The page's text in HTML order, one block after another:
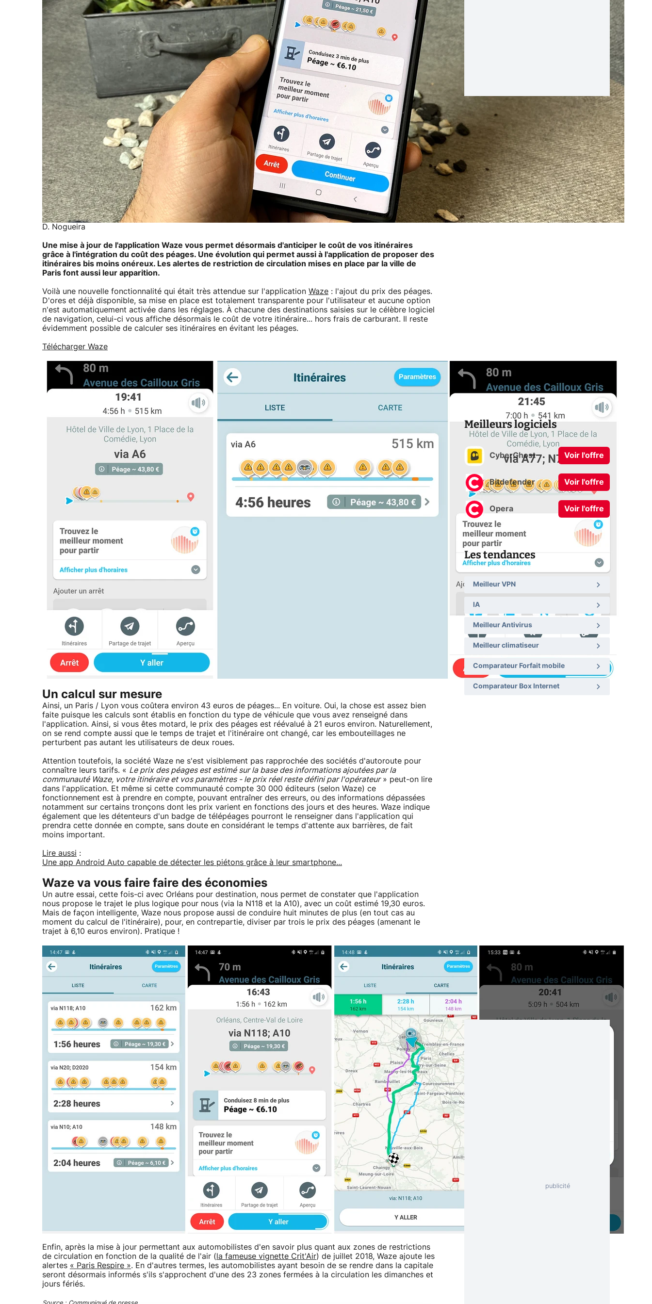
D. Nogueira
Une mise à jour de l'application Waze vous permet désormais d'anticiper le coût de vos itinéraires
grâce à l'intégration du coût des péages. Une évolution qui permet aussi à l'application de proposer des
itinéraires bis moins onéreux. Les alertes de restriction de circulation mises en place par la ville de
Paris font aussi leur apparition.
Voilà une nouvelle fonctionnalité qui était très attendue sur l'application Waze : l'ajout du prix des péages.
D'ores et déjà disponible, sa mise en place est totalement transparente pour l'utilisateur et aucune option
n'est automatiquement activée dans les réglages. À chacune des destinations saisies sur le célèbre logiciel
de navigation, celui-ci vous affiche désormais le coût de votre itinéraire... hors frais de carburant. Il reste
évidemment possible de calculer ses itinéraires en évitant les péages.
Télécharger Waze
Un calcul sur mesure
Ainsi, un Paris / Lyon vous coûtera environ 43 euros de péages... En voiture. Oui, la chose est assez bien
faite puisque les calculs sont établis en fonction du type de véhicule que vous avez renseigné dans
l'application. Ainsi, si vous êtes motard, le prix des péages est réévalué à 21 euros environ. Naturellement,
on se rend compte aussi que le temps de trajet et l'itinéraire ont changé, car les embouteillages ne
perturbent pas autant les utilisateurs de deux roues.
Attention toutefois, la société Waze ne s'est visiblement pas rapprochée des sociétés d'autoroute pour
connaître leurs tarifs. « Le prix des péages est estimé sur la base des informations ajoutées par la
communauté Waze, votre itinéraire et vos paramètres - le prix réel reste défini par l'opérateur» peut-on lire
dans l'application. Et même si cette communauté compte 30 000 éditeurs (selon Waze) ce
fonctionnement est à prendre en compte, pouvant entraîner des erreurs, ou des informations dépassées
notamment sur certains tronçons dont les prix varient en fonctions des jours et des heures. Waze indique
également que les détenteurs d'un badge de télépéages pourront le renseigner dans l'application qui
prendra cette donnée en compte, sans doute en considérant le temps d'attente aux barrières, de fait
moins important.
Lire aussi :
Une app Android Auto capable de détecter les piétons grâce à leur smartphone...
Waze va vous faire faire des économies
Un autre essai, cette fois-ci avec Orléans pour destination, nous permet de constater que l'application
nous propose le trajet le plus logique pour nous (via la N118 et la A10), avec un coût estimé 19,30 euros.
Mais de façon intelligente, Waze nous propose aussi de conduire huit minutes de plus (en tout cas au
moment du calcul de l'itinéraire), pour, en contrepartie, diviser par trois le prix des péages (amenant le
trajet à 6,10 euros environ). Pratique !
Enfin, après la mise à jour permettant aux automobilistes d'en savoir plus quant aux zones de restrictions
de circulation en fonction de la qualité de l'air ( la fameuse vignette Crit'Air) de juillet 2018, Waze ajoute les
alertes « Paris Respire ». En d'autres termes, les automobilistes ayant besoin de se rendre dans la capitale
seront désormais informés s'ils s'approchent d'une des 23 zones fermées à la circulation les dimanches et
jours fériés.
Meilleurs logiciels
CyberGhost Voir l'offre
Bitdefender Voir l'offre
Opera Voir l'offre
Les tendances
Meilleur VPN
IA
Meilleur Antivirus
Meilleur climatiseur
Comparateur Forfait mobile
Comparateur Box Internet